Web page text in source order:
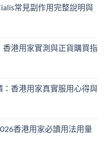
常見副作用完整說明與
港用家實測與正貨購買指
香港用家真實服用心得與
香港用家必讀用法用量